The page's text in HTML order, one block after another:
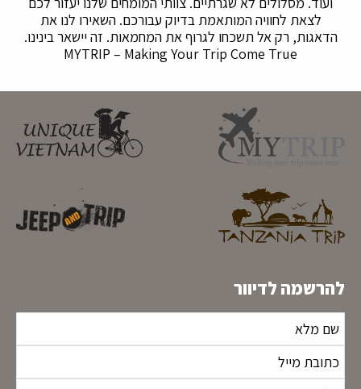
לצאת לחוויה המותאמת בדיוק עבורכם. השאירו לנו את
הדאגות, רק אל תשכחו לגרוף את המחמאות. זה יישאר בינינו.
MYTRIP – Making Your Trip Come True
להרשמה לדיוור